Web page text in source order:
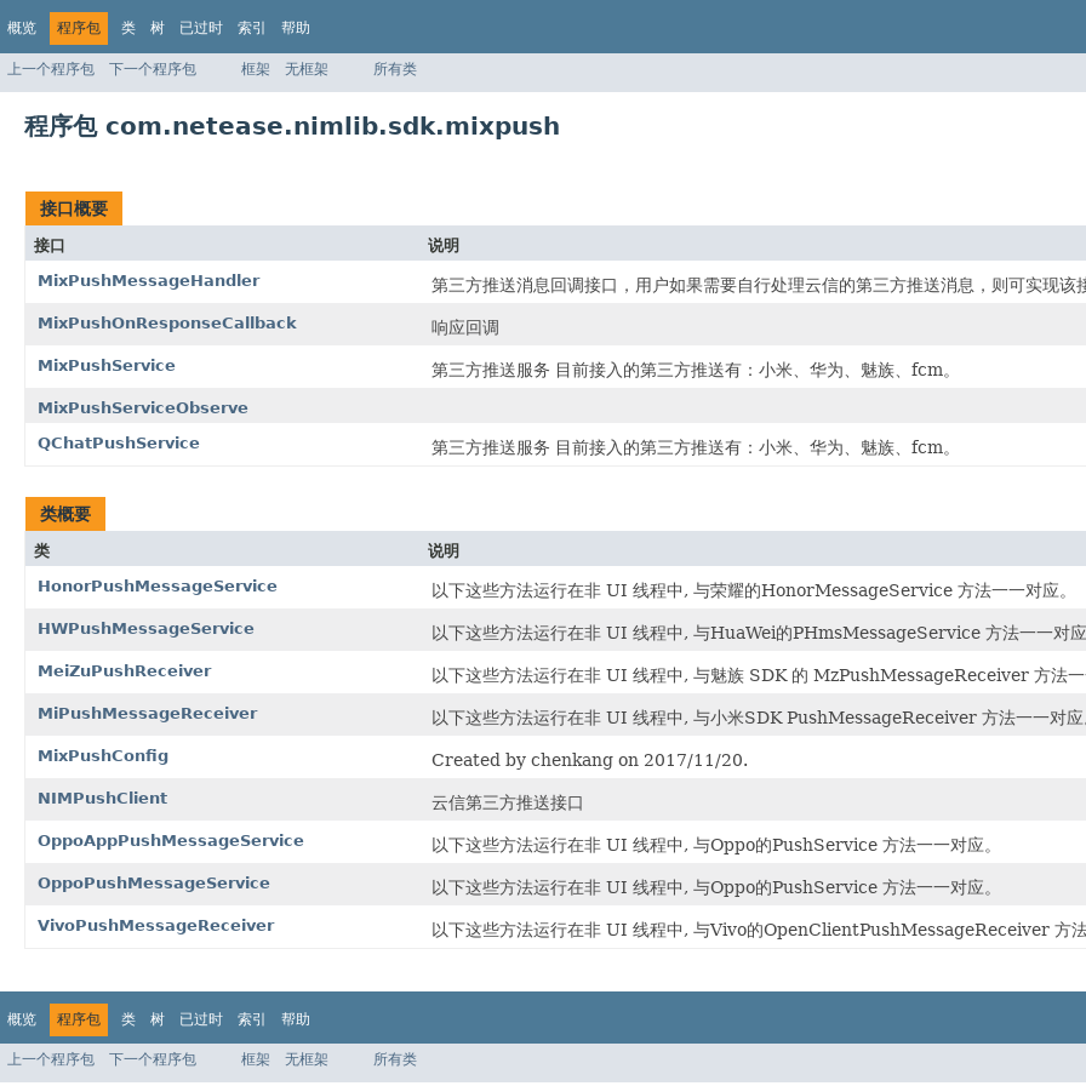
概览 程序包 类 树 已过时 索引 帮助
上一个程序包 下一个程序包 框架 无框架 所有类
程序包 com.netease.nimlib.sdk.mixpush
接口概要
接口
说明
MixPushMessageHandler
第三方推送消息回调接口，用户如果需要自行处理云信的第三方推送消息，则可实现该
MixPushOnResponseCallback 响应回调
MixPushService 第三方推送服务 目前接入的第三方推送有：小米、华为、魅族、fcm。
MixPushServiceObserve
QChatPushService
第三方推送服务 目前接入的第三方推送有：小米、华为、魅族、fcm。
类概要
类
说明
HonorPushMessageService
以下这些方法运行在非 UI 线程中, 与荣耀的HonorMessageService 方法一一对应。
HWPushMessageService 以下这些方法运行在非 UI 线程中, 与HuaWei的PHmsMessageService 方法一一对应
MeiZuPushReceiver 以下这些方法运行在非 UI 线程中, 与魅族 SDK 的 MzPushMessageReceiver 方法一
MiPushMessageReceiver 以下这些方法运行在非 UI 线程中, 与小米SDK PushMessageReceiver 方法一一对应
MixPushConfig Created by chenkang on 2017/11/20.
NIMPushClient 云信第三方推送接口
OppoAppPushMessageService 以下这些方法运行在非 UI 线程中, 与Oppo的PushService 方法一一对应。
OppoPushMessageService 以下这些方法运行在非 UI 线程中, 与Oppo的PushService 方法一一对应。
VivoPushMessageReceiver 以下这些方法运行在非 UI 线程中, 与Vivo的OpenClientPushMessageReceiver 方法
概览 程序包 类 树 已过时 索引 帮助
上一个程序包 下一个程序包 框架 无框架 所有类